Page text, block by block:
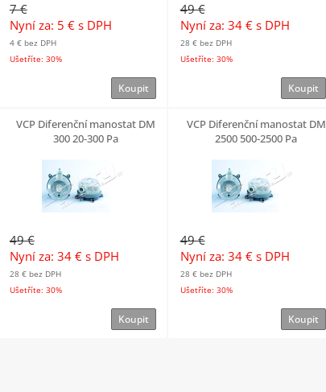
7 €
Nyní za: 5 € s DPH
4 € bez DPH
Ušetříte: 30%
Koupit
49 €
Nyní za: 34 € s DPH
28 € bez DPH
Ušetříte: 30%
Koupit
VCP Diferenční manostat DM
300 20-300 Pa
49 €
Nyní za: 34 € s DPH
28 € bez DPH
Ušetříte: 30%
Koupit
VCP Diferenční manostat DM
2500 500-2500 Pa
49 €
Nyní za: 34 € s DPH
28 € bez DPH
Ušetříte: 30%
Koupit